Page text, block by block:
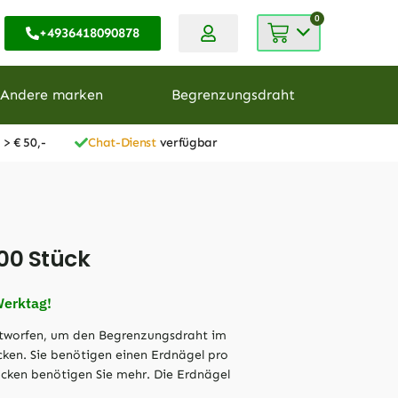
+4936418090878
0
Andere marken Begrenzungsdraht
€ 50,- Chat-Dienstverfügbar
Stück
um den Begrenzungsdraht im
Sie benötigen einen Erdnägel pro
benötigen Sie mehr. Die Erdnägel